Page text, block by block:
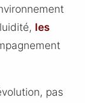
les
pas